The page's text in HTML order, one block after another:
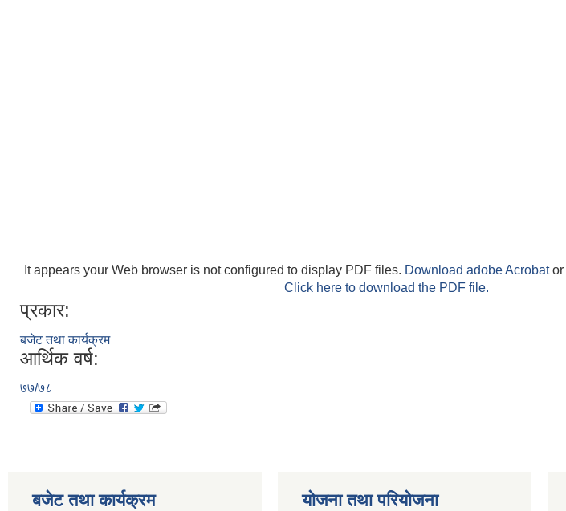
It appears your Web browser is not configured to display PDF files. Download adobe Acrobator
Click here to download the PDF file.
प्रकार:
बजेट तथा कार्यक्रम
आर्थिक वर्ष:
७७/७८
बजेट तथा कार्यक्रम योजना तथा परियोजना